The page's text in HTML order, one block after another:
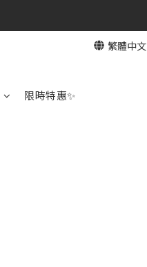
繁體中文
限時特惠✨